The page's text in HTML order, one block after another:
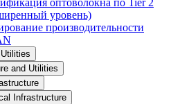
оптоволокна по Tier 2
уровень)
производительности
and Utilities
Infrastructure